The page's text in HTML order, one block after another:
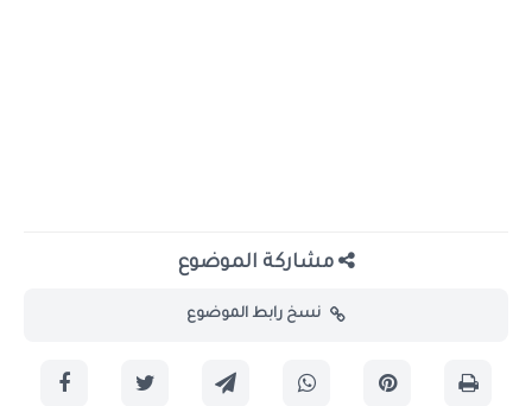
مشاركة الموضوع
نسخ رابط الموضوع